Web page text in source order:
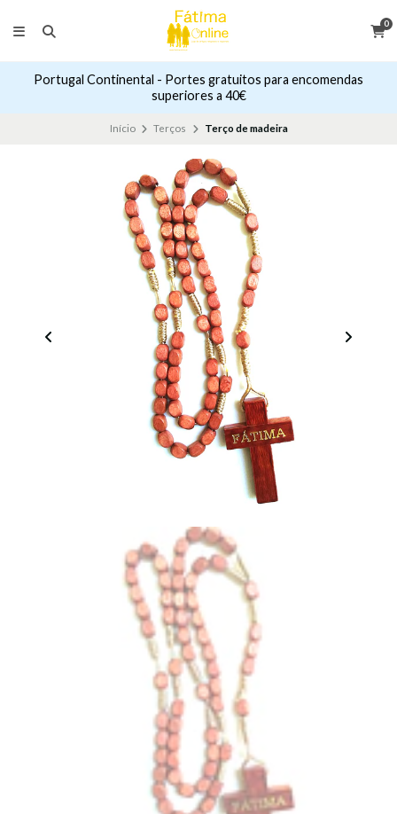
0
Portugal Continental - Portes gratuitos para encomendas
superiores a 40€
Início Terços Terço de madeira